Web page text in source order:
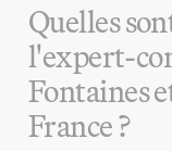
Quelles
l'expert-
Fontaines
France ?